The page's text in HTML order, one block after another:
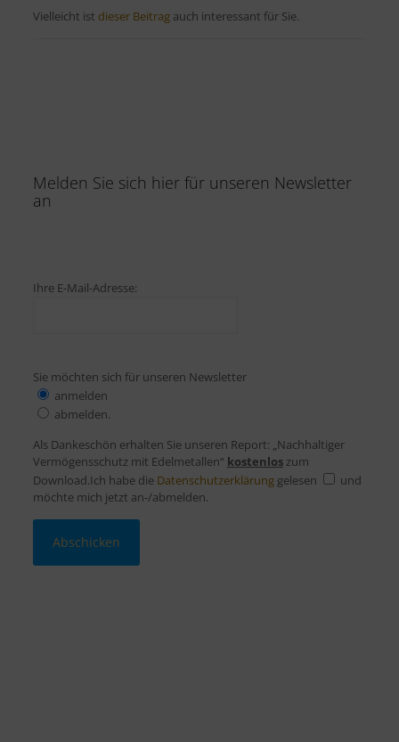
Vielleicht ist dieser Beitragauch interessant für Sie.
Melden Sie sich hier für unseren Newsletter
an
Ihre E-Mail-Adresse:
Sie möchten sich für unseren Newsletter
anmelden
abmelden.
Als Dankeschön erhalten Sie unseren Report: „Nachhaltiger
Vermögensschutz mit Edelmetallen“ kostenloszum
Download.Ich habe die Datenschutzerklärunggelesen
und
möchte mich jetzt an-/abmelden.